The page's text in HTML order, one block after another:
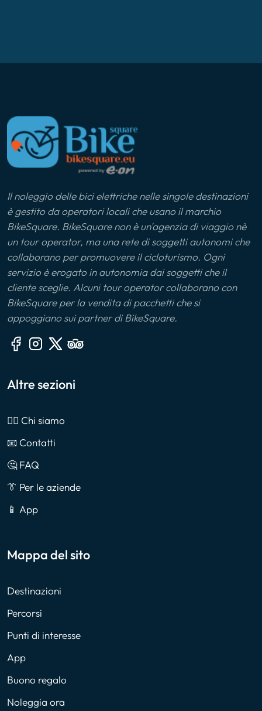
Il noleggio delle bici elettriche nelle singole destinazioni
è gestito da operatori locali che usano il marchio
BikeSquare. BikeSquare non è un'agenzia di viaggio nè
un tour operator, ma una rete di soggetti autonomi che
collaborano per promuovere il cicloturismo. Ogni
servizio è erogato in autonomia dai soggetti che il
cliente sceglie. Alcuni tour operator collaborano con
BikeSquare per la vendita di pacchetti che si
appoggiano sui partner di BikeSquare.
Altre sezioni
🙎‍♂️ Chi siamo
📧 Contatti
🤔 FAQ
👔 Per le aziende
📱 App
Mappa del sito
Destinazioni
Percorsi
Punti di interesse
App
Buono regalo
Noleggia ora